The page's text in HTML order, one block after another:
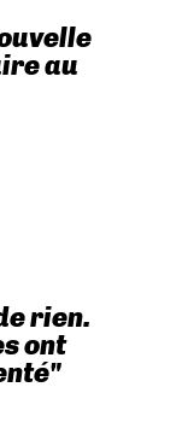
au
rien.
ont